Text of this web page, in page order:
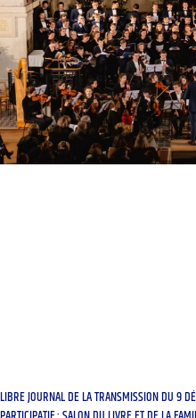
LIBRE JOURNAL DE LA TRANSMISSION DU 9